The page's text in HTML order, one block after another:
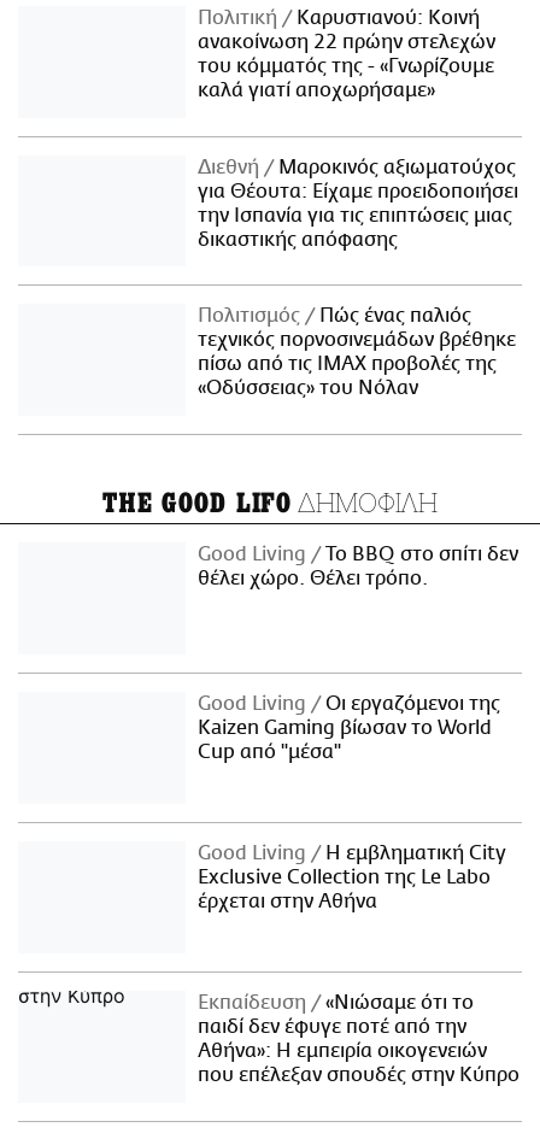
Πολιτική
Καρυστιανού: Κοινή
ανακοίνωση 22 πρώην στελεχών
του κόμματός της - «Γνωρίζουμε
καλά γιατί αποχωρήσαμε»
Διεθνή
Μαροκινός αξιωματούχος
για Θέουτα: Είχαμε προειδοποιήσει
την Ισπανία για τις επιπτώσεις μιας
δικαστικής απόφασης
Πολιτισμός
Πώς ένας παλιός
τεχνικός πορνοσινεμάδων βρέθηκε
πίσω από τις IMAX προβολές της
«Οδύσσειας» του Νόλαν
THE GOOD LIFO ΔΗΜΟΦΙΛΗ
Good Living
Το BBQ στο σπίτι δεν
θέλει χώρο. Θέλει τρόπο.
Good Living
Οι εργαζόμενοι της
Kaizen Gaming βίωσαν το World
Cup από "μέσα"
Good Living
Η εμβληματική City
Exclusive Collection της Le Labo
έρχεται στην Αθήνα
Εκπαίδευση
«Νιώσαμε ότι το
παιδί δεν έφυγε ποτέ από την
Αθήνα»: Η εμπειρία οικογενειών
που επέλεξαν σπουδές στην Κύπρο